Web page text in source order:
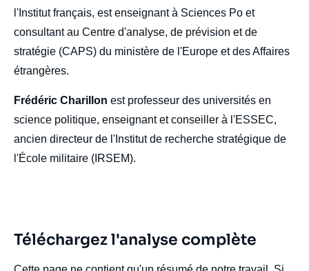
l'Institut français, est enseignant à Sciences Po et
consultant au Centre d'analyse, de prévision et de
stratégie (CAPS) du ministère de l'Europe et des Affaires
étrangères.
Frédéric Charillon est professeur des universités en
science politique, enseignant et conseiller à l'ESSEC,
ancien directeur de l'Institut de recherche stratégique de
l'École militaire (IRSEM).
Téléchargez l'analyse complète